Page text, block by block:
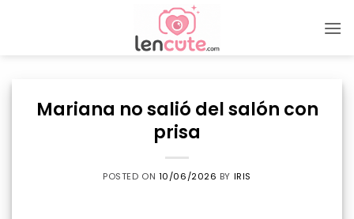
Mariana no salió del salón con
prisa
POSTED ON 10/06/2026 BY IRIS